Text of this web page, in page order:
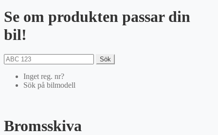
Se om produkten passar din
bil!
Sök
Inget reg. nr?
Sök på bilmodell
Bromsskiva